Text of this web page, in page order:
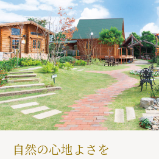
自然の心地よさを